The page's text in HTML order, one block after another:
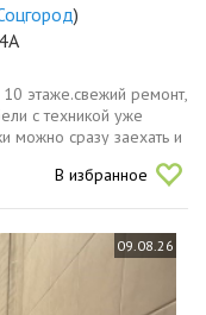
)
этаже.свежий ремонт,
с техникой уже
можно сразу заехать и
и отдельная...
В избранное
09.08.26